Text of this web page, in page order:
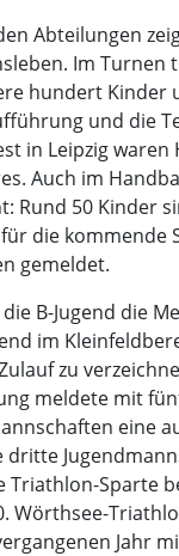
Abteilungen
Im Turnen
hundert Kinder
und die
in Leipzig waren
Auch im
Rund 50 Kinder
die kommende
gemeldet.
B-Jugend die
im
zu
meldete mit
eine
dritte
Triathlon-Sparte
Wörthsee-
Jahr